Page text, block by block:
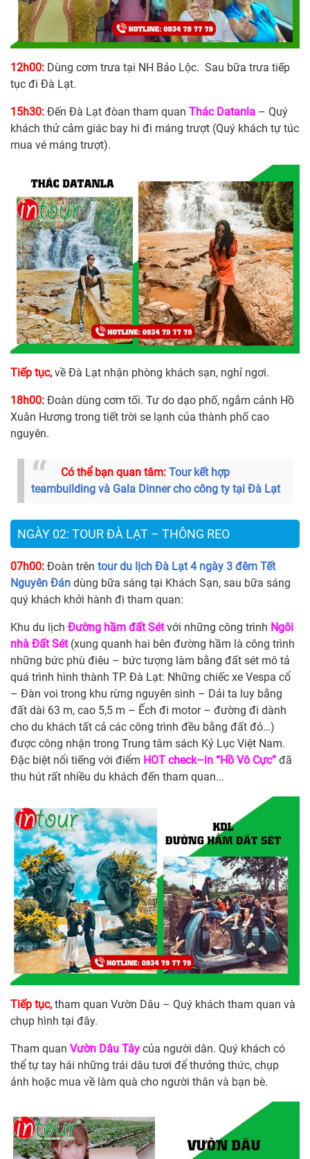
12h00: Dùng cơm trưa tại NH Bảo Lộc. Sau bữa trưa tiếp
tục đi Đà Lạt.
15h30: Đến Đà Lạt đòan tham quan Thác Datanla – Quý
khách thử cảm giác bay hi đi máng trượt (Quý khách tự túc
mua vé máng trượt).
Tiếp tục, về Đà Lạt nhận phòng khách sạn, nghỉ ngơi.
18h00: Đoàn dùng cơm tối. Tư do dạo phố, ngắm cảnh Hồ
Xuân Hương trong tiết trời se lạnh của thành phố cao
nguyên.
Có thể bạn quan tâm: Tour kết hợp
teambuilding và Gala Dinner cho công ty tại Đà Lạt
NGÀY 02: TOUR ĐÀ LẠT – THÔNG REO
07h00: Đoàn trên tour du lịch Đà Lạt 4 ngày 3 đêm Tết
Nguyên Đán dùng bữa sáng tại Khách Sạn, sau bữa sáng
quý khách khởi hành đi tham quan:
Khu du lịch Đường hầm đất Sétvới những công trình Ngôi
nhà Đất Sét (xung quanh hai bên đường hầm là công trình
những bức phù điêu – bức tượng làm bằng đất sét mô tả
quá trình hình thành TP. Đà Lạt: Những chiếc xe Vespa cổ
– Đàn voi trong khu rừng nguyên sinh – Dải ta luy bằng
đất dài 63 m, cao 5,5 m – Ếch đi motor – đường đi dành
cho du khách tất cả các công trình đều bằng đất đỏ…)
được công nhận trong Trung tâm sách Kỷ Lục Việt Nam.
Đặc biệt nổi tiếng với điểm HOT check–in “Hồ Vô Cực” đã
thu hút rất nhiều du khách đến tham quan...
Tiếp tục, tham quan Vườn Dâu – Quý khách tham quan và
chụp hình tại đây.
Tham quan Vườn Dâu Tây của người dân. Quý khách có
thể tự tay hái những trái dâu tươi để thưởng thức, chụp
ảnh hoặc mua về làm quà cho người thân và bạn bè.